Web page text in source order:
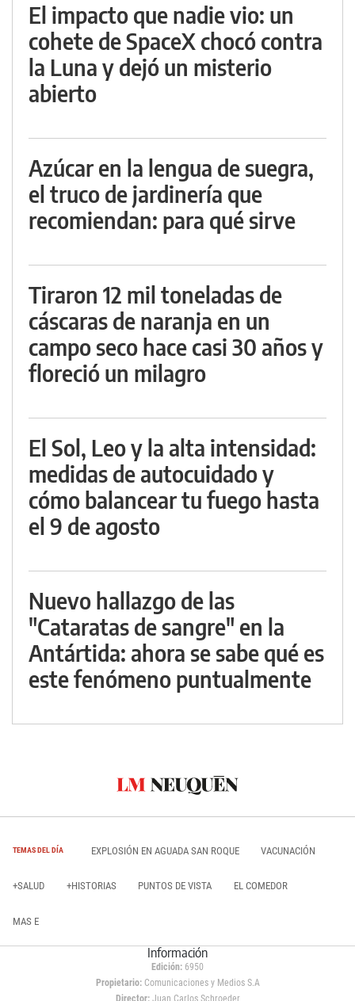
El impacto que nadie vio: un
cohete de SpaceX chocó contra
la Luna y dejó un misterio
abierto
Azúcar en la lengua de suegra,
el truco de jardinería que
recomiendan: para qué sirve
Tiraron 12 mil toneladas de
cáscaras de naranja en un
campo seco hace casi 30 años y
floreció un milagro
El Sol, Leo y la alta intensidad:
medidas de autocuidado y
cómo balancear tu fuego hasta
el 9 de agosto
Nuevo hallazgo de las
"Cataratas de sangre" en la
Antártida: ahora se sabe qué es
este fenómeno puntualmente
TEMAS DEL DÍA EXPLOSIÓN EN AGUADA SAN ROQUE VACUNACIÓN
+SALUD +HISTORIAS PUNTOS DE VISTA EL COMEDOR
MAS E
Información
Edición: 6950
Propietario:Comunicaciones y Medios S.A
Director: Juan Carlos Schroeder